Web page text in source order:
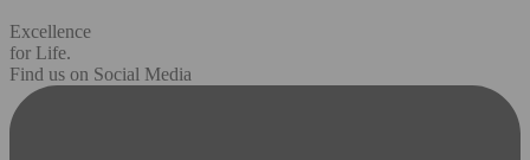
Excellence
for Life.
Find us on Social Media